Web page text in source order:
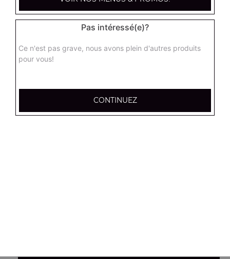
Tenders x12
13.00€
Pas intéressé(e)?
Ce n'est pas grave, nous avons plein d'autres produits
pour vous!
CONTINUEZ